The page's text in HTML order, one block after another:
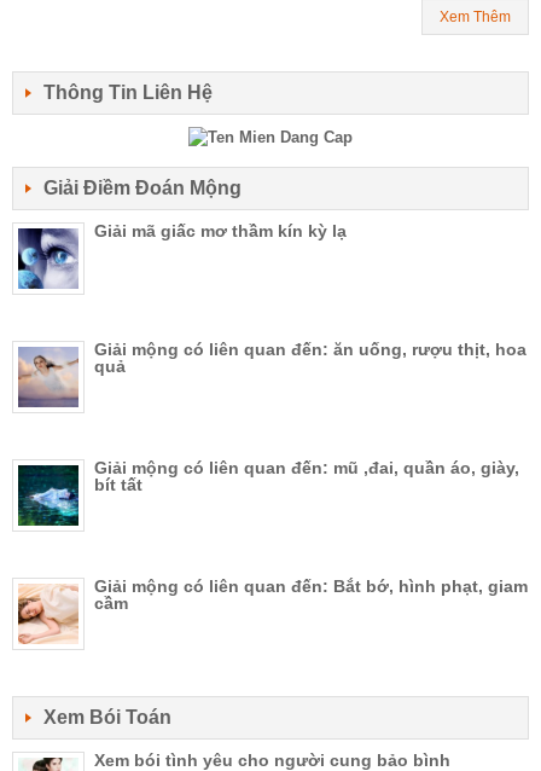
Xem Thêm
Thông Tin Liên Hệ
Giải Điềm Đoán Mộng
Giải mã giấc mơ thầm kín kỳ lạ
Giải mộng có liên quan đến: ăn uống, rượu thịt, hoa
quả
Giải mộng có liên quan đến: mũ ,đai, quần áo, giày,
bít tất
Giải mộng có liên quan đến: Bắt bớ, hình phạt, giam
cầm
Xem Bói Toán
Xem bói tình yêu cho người cung bảo bình